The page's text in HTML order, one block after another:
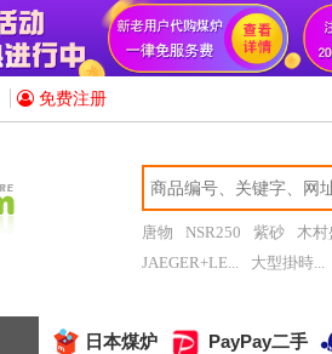
免费注册
唐物 NSR250 紫砂
木
JAEGER+LE...
大型掛時...
日本煤炉 PayPay二手